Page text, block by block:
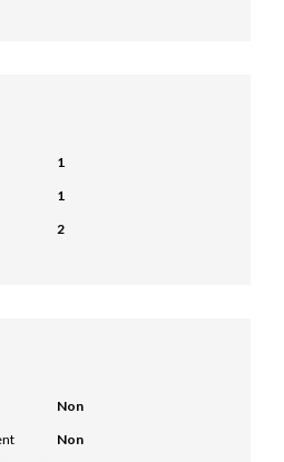
1
1
2
Non
Non